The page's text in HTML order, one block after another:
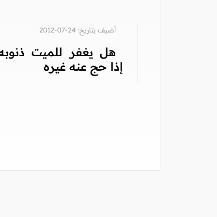
أضيف بتاريخ: 24-07-2012
هل يغفر للميت
إذا حج عنه غيره